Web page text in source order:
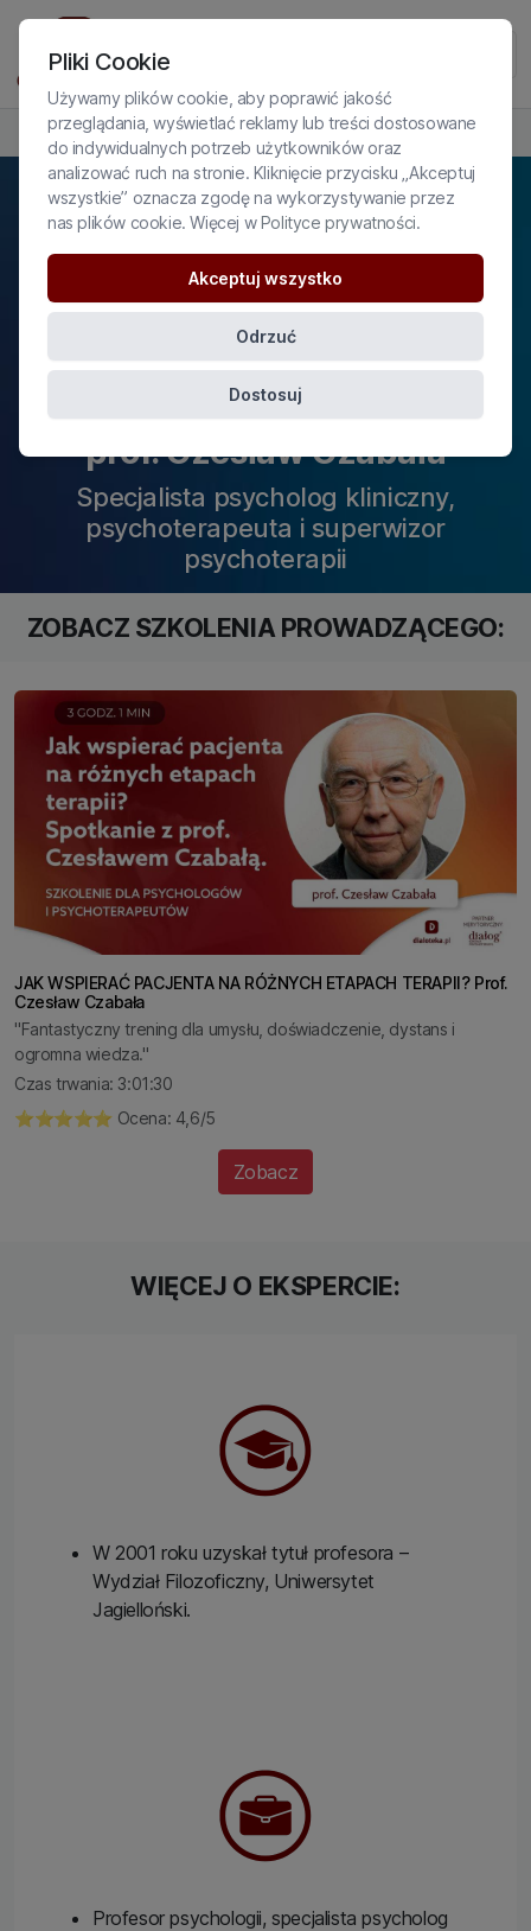
PROFIL EKSPERTA
prof. Czesław Czabała
Specjalista psycholog kliniczny,
psychoterapeuta i superwizor
psychoterapii
ZOBACZ SZKOLENIA PROWADZĄCEGO:
JAK WSPIERAĆ PACJENTA NA RÓŻNYCH ETAPACH TERAPII? Prof.
Czesław Czabała
"Fantastyczny trening dla umysłu, doświadczenie, dystans i
ogromna wiedza."
Czas trwania: 3:01:30
⭐️⭐️⭐️⭐️⭐️ Ocena: 4,6/5
Zobacz
WIĘCEJ O EKSPERCIE:
W 2001 roku uzyskał tytuł profesora –
Wydział Filozoficzny, Uniwersytet
Jagielloński.
Profesor psychologii, specjalista psycholog
Pliki Cookie
Używamy plików cookie, aby poprawić jakość
przeglądania, wyświetlać reklamy lub treści dostosowane
do indywidualnych potrzeb użytkowników oraz
analizować ruch na stronie. Kliknięcie przycisku „Akceptuj
wszystkie” oznacza zgodę na wykorzystywanie przez
nas plików cookie. Więcej wPolityce prywatności.
Akceptuj wszystko
Odrzuć
Dostosuj